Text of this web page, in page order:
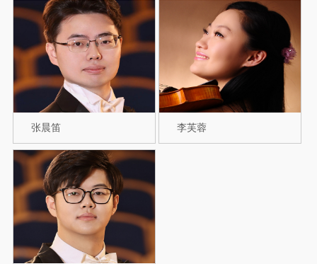
张晨笛 李芙蓉